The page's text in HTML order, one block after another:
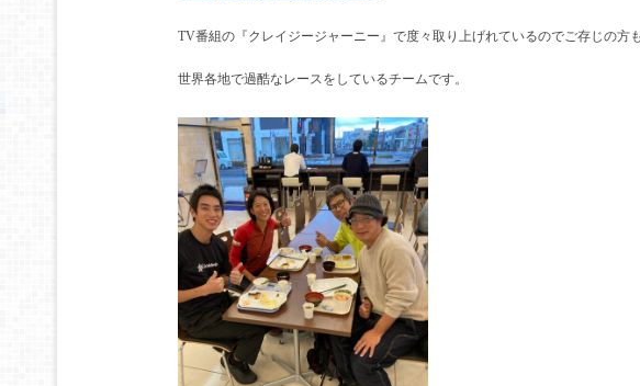
TV番組の『クレイジージャーニー』で度々取り上げれているのでご存じの方
世界各地で過酷なレースをしているチームです。